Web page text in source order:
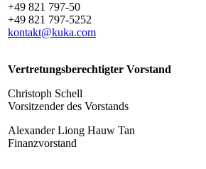
+49 821 797-50
+49 821 797-5252
kontakt@kuka.com
Vertretungsberechtigter Vorstand
Christoph Schell
Vorsitzender des Vorstands
Alexander Liong Hauw Tan
Finanzvorstand